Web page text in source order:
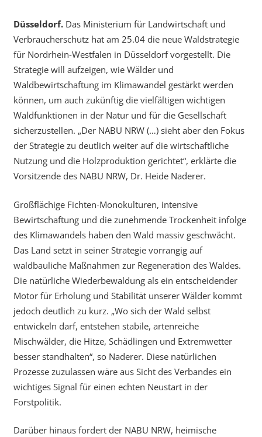
Düsseldorf.Das Ministerium für Landwirtschaft und
Verbraucherschutz hat am 25.04 die neue Waldstrategie
für Nordrhein-Westfalen in Düsseldorf vorgestellt. Die
Strategie will aufzeigen, wie Wälder und
Waldbewirtschaftung im Klimawandel gestärkt werden
können, um auch zukünftig die vielfältigen wichtigen
Waldfunktionen in der Natur und für die Gesellschaft
sicherzustellen. „Der NABU NRW (…) sieht aber den Fokus
der Strategie zu deutlich weiter auf die wirtschaftliche
Nutzung und die Holzproduktion gerichtet“, erklärte die
Vorsitzende des NABU NRW, Dr. Heide Naderer.
Großflächige Fichten-Monokulturen, intensive
Bewirtschaftung und die zunehmende Trockenheit infolge
des Klimawandels haben den Wald massiv geschwächt.
Das Land setzt in seiner Strategie vorrangig auf
waldbauliche Maßnahmen zur Regeneration des Waldes.
Die natürliche Wiederbewaldung als ein entscheidender
Motor für Erholung und Stabilität unserer Wälder kommt
jedoch deutlich zu kurz. „Wo sich der Wald selbst
entwickeln darf, entstehen stabile, artenreiche
Mischwälder, die Hitze, Schädlingen und Extremwetter
besser standhalten“, so Naderer. Diese natürlichen
Prozesse zuzulassen wäre aus Sicht des Verbandes ein
wichtiges Signal für einen echten Neustart in der
Forstpolitik.
Darüber hinaus fordert der NABU NRW, heimische